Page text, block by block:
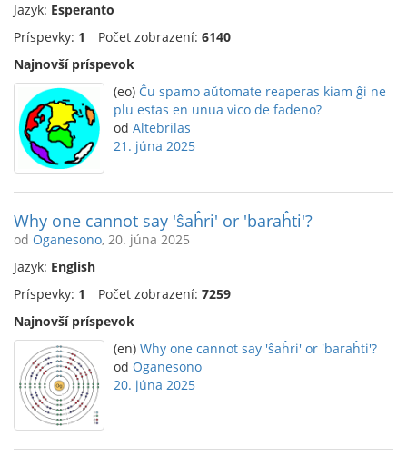
Jazyk: Esperanto
Príspevky: 1 Počet zobrazení: 6140
Najnovší príspevok
(eo) Ĉu spamo aŭtomate reaperas kiam ĝi ne
plu estas en unua vico de fadeno?
od Altebrilas
21. júna 2025
Why one cannot say 'ŝaĥri' or 'baraĥti'?
od Oganesono, 20. júna 2025
Jazyk: English
Príspevky: 1 Počet zobrazení: 7259
Najnovší príspevok
(en) Why one cannot say 'ŝaĥri' or 'baraĥti'?
od Oganesono
20. júna 2025